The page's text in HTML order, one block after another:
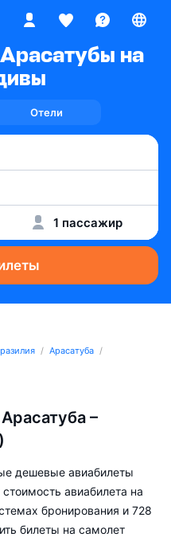
на
Отели
1 пассажир
Арасатуба
–
дешевые авиабилеты
авиабилета на
бронирования и 728
билеты на самолет